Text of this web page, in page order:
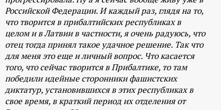
Российской Федерации. И каждый раз, глядя на то,
что творится в прибалтийских республиках в
целом и в Латвии в частности, я очень радуюсь, что
отец тогда принял такое удачное решение. Так что
для меня это еще и личный вопрос. Что касается
того, что сейчас творится в Прибалтике, то там
победили идейные сторонники фашистских
диктатур, установившихся в этих республиках в
свое время, в краткий период их отделения от